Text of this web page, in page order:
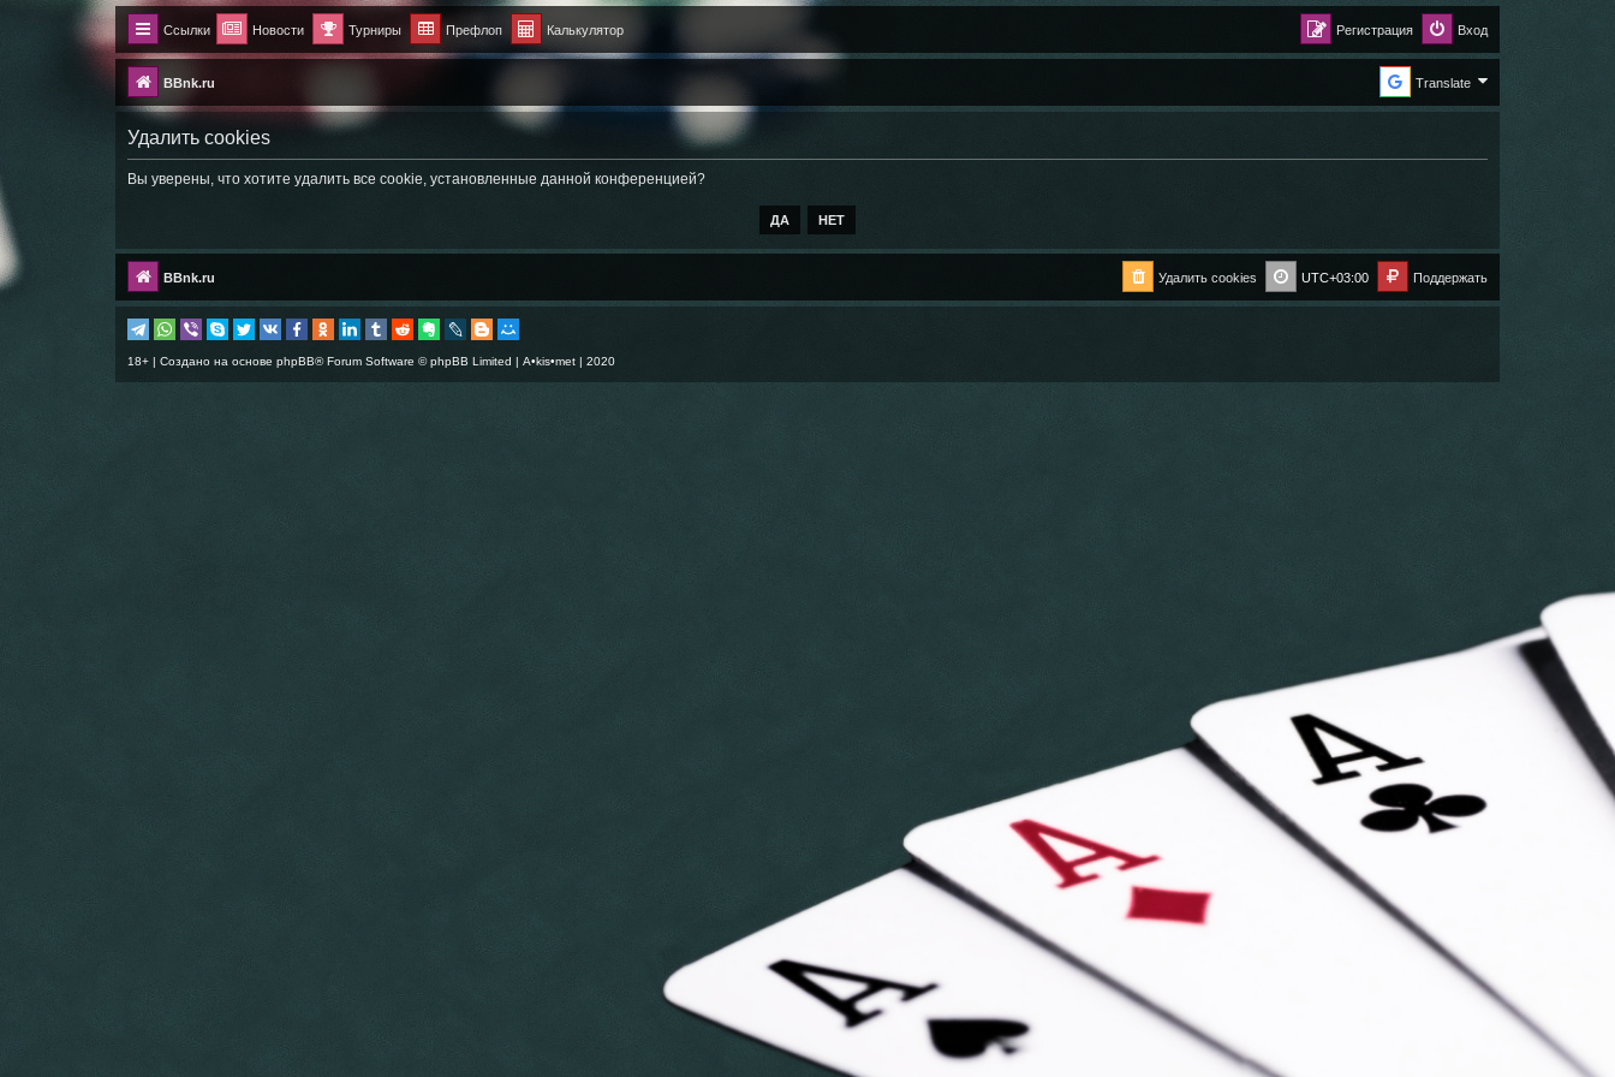
Ссылки Новости Турниры Префлоп Калькулятор Вход
Регистрация
BBnk.ru Translate
Удалить cookies
Вы уверены, что хотите удалить все cookie, установленные данной конференцией?
BBnk.ru Поддержать
UTC+03:00
Удалить cookies
18+ | Создано на основе phpBB® Forum Software © phpBB Limited | A•kis•met | 2020